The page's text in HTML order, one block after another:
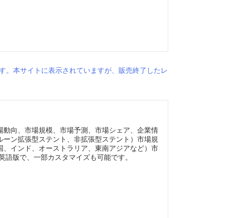
本サイトに表示されていますが、販売終了したレ
向、市場規模、市場予測、市場シェア、企業情
ン拡張型ステント、非拡張型ステント）市場規
インド、オーストラリア、東南アジアなど）市
版で、一部カスタマイズも可能です。